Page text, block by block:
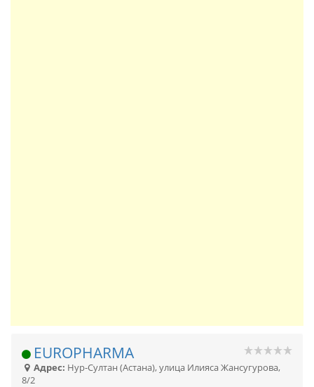
EUROPHARMA
Адрес: Нур-Султан (Астана),улица Илияса Жансугурова,
8/2